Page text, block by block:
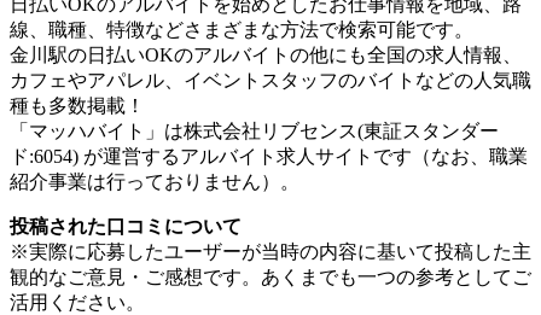
日払いOKのアルバイトを始めとしたお仕事情報を地域、路
線、職種、特徴などさまざまな方法で検索可能です。
金川駅の日払いOKのアルバイトの他にも全国の求人情報、
カフェやアパレル、イベントスタッフのバイトなどの人気職
種も多数掲載！
「マッハバイト」は株式会社リブセンス(東証スタンダー
ド:6054) が運営するアルバイト求人サイトです（なお、職業
紹介事業は行っておりません）。
投稿された口コミについて
※実際に応募したユーザーが当時の内容に基いて投稿した主
観的なご意見・ご感想です。あくまでも一つの参考としてご
活用ください。